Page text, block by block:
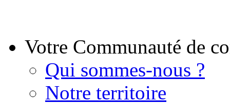
Votre Communauté de
Qui sommes-nous ?
Notre territoire